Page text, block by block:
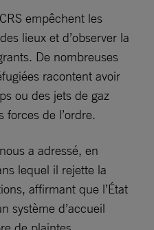
empêchent les
lieux et d’observer la
De nombreuses
racontent avoir
ou des jets de gaz
forces de l’ordre.
a adressé, en
lequel il rejette la
affirmant que l’État
système d’accueil